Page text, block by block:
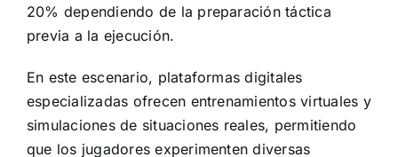
20% dependiendo de la preparación táctica
previa a la ejecución.
En este escenario, plataformas digitales
especializadas ofrecen entrenamientos virtuales y
simulaciones de situaciones reales, permitiendo
que los jugadores experimenten diversas